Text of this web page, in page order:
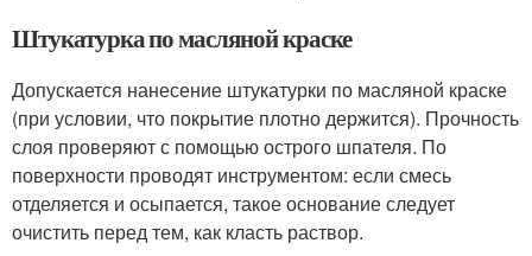
Штукатурка по масляной краске
Допускается нанесение штукатурки по масляной краске
(при условии, что покрытие плотно держится). Прочность
слоя проверяют с помощью острого шпателя. По
поверхности проводят инструментом: если смесь
отделяется и осыпается, такое основание следует
очистить перед тем, как класть раствор.